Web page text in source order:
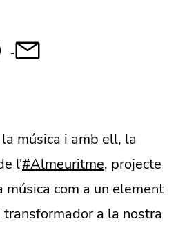
música i amb ell, la
l'#Almeuritme, projecte
música com a un element
a la nostra